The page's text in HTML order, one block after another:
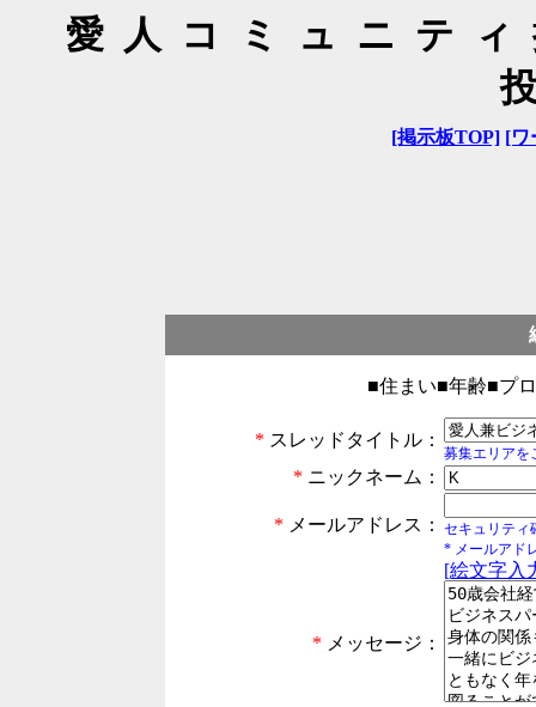
愛人コミュニテ
[掲示板TOP] [ワ
■住まい■年齢■プ
* スレッドタイトル：
募集エリアを
* ニックネーム：
* メールアドレス：
セキュリティ
* メールアド
* メッセージ：
[絵文字入